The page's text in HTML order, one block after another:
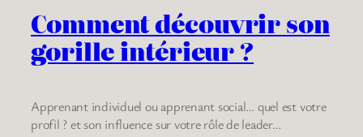
Comment découvrir son
gorille intérieur ?
Apprenant individuel ou apprenant social… quel est votre
profil ? et son influence sur votre rôle de leader…